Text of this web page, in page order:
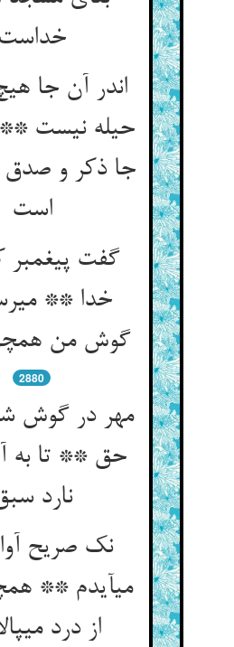
خداست‏
اندر آن جا
حیله نیست **
جا ذکر و صدق
است‏
گفت پیغمبر
خدا **
گوش من
2880
مهر در گوش
حق ** تا به
نارد
نک صریح
می‏آیدم **
از درد